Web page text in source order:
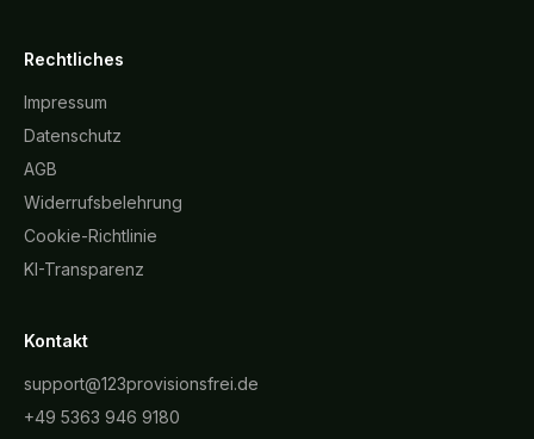
Rechtliches
Impressum
Datenschutz
AGB
Widerrufsbelehrung
Cookie-Richtlinie
KI-Transparenz
Kontakt
support@123provisionsfrei.de
+49 5363 946 9180